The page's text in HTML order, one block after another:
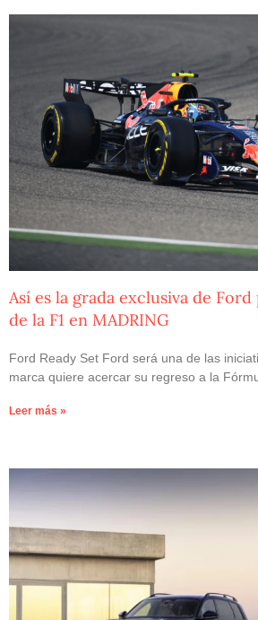
Así es la grada exclusiva de
de la F1 en MADRING
Ford Ready Set Ford será una de las
marca quiere acercar su regreso a la
Leer más »